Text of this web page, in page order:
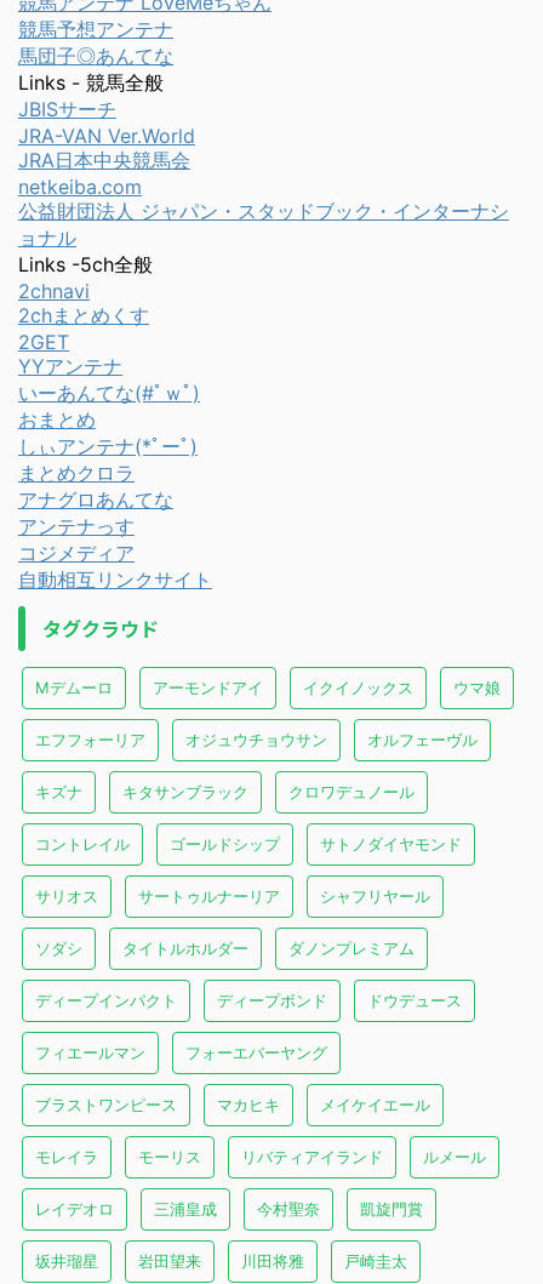
競馬予想アンテナ
馬団子◎あんてな
Links - 競馬全般
JBISサーチ
JRA-VAN Ver.World
JRA日本中央競馬会
netkeiba.com
公益財団法人 ジャパン・スタッドブック・インターナシ
ョナル
Links -5ch全般
2chnavi
2chまとめくす
2GET
YYアンテナ
いーあんてな(#ﾟｗﾟ)
おまとめ
しぃアンテナ(*ﾟーﾟ)
まとめクロラ
アナグロあんてな
アンテナっす
コジメディア
自動相互リンクサイト
タグクラウド
Mデムーロ アーモンドアイ イクイノックス ウマ娘
エフフォーリア オジュウチョウサン オルフェーヴル
キズナ キタサンブラック クロワデュノール
コントレイル ゴールドシップ サトノダイヤモンド
サリオス サートゥルナーリア シャフリヤール
ソダシ タイトルホルダー ダノンプレミアム
ディープインパクト ディープボンド ドウデュース
フィエールマン フォーエバーヤング
ブラストワンピース マカヒキ メイケイエール
モレイラ モーリス リバティアイランド ルメール
レイデオロ 三浦皇成 今村聖奈 凱旋門賞
坂井瑠星 岩田望来 川田将雅 戸崎圭太